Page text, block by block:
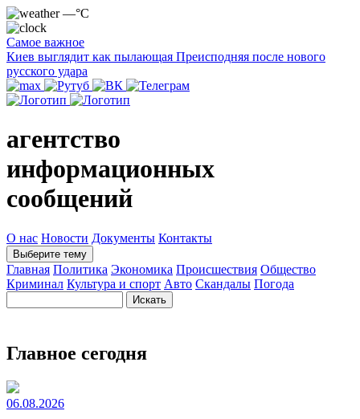
—°C
Самое важное
Киев выглядит как пылающая Преисподняя после нового
русского удара
агентство
информационных
сообщений
О нас Новости Документы Контакты
Выберите тему
Главная Политика Экономика Происшествия Общество
Криминал Культура и спорт Авто Скандалы Погода
Главное сегодня
06.08.2026